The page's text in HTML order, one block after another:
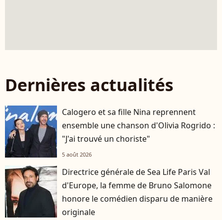
Dernières actualités
Calogero et sa fille Nina reprennent
ensemble une chanson d'Olivia Rogrido :
"J'ai trouvé un choriste"
5 août 2026
Directrice générale de Sea Life Paris Val
d'Europe, la femme de Bruno Salomone
honore le comédien disparu de manière
originale